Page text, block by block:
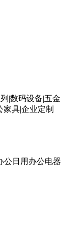
|数码设备|五金
具|企业定制
公日用 办公电器